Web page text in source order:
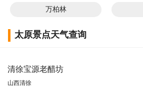
万柏林
太原景点天气查询
清徐宝源老醋坊
山西清徐